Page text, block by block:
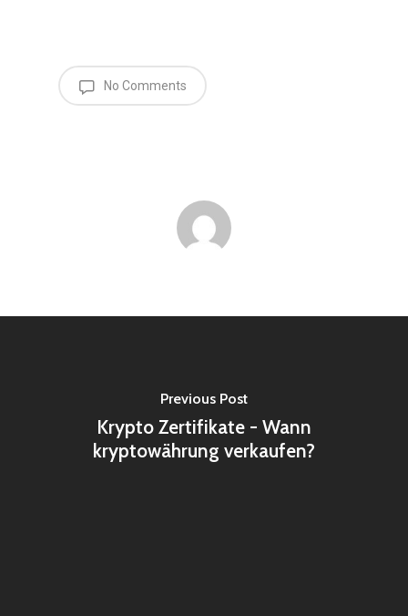
No Comments
Previous Post
Krypto Zertifikate - Wann
kryptowährung verkaufen?